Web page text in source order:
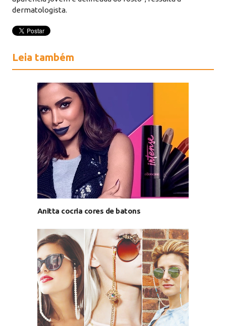
dermatologista.
Leia também
Anitta cocria cores de batons